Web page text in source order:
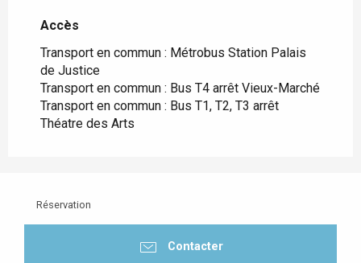
Accès
Accès
Transport en commun : Métrobus Station Palais
de Justice
Transport en commun : Bus T4 arrêt Vieux-Marché
Transport en commun : Bus T1, T2, T3 arrêt
Théatre des Arts
Réservation
Contacter